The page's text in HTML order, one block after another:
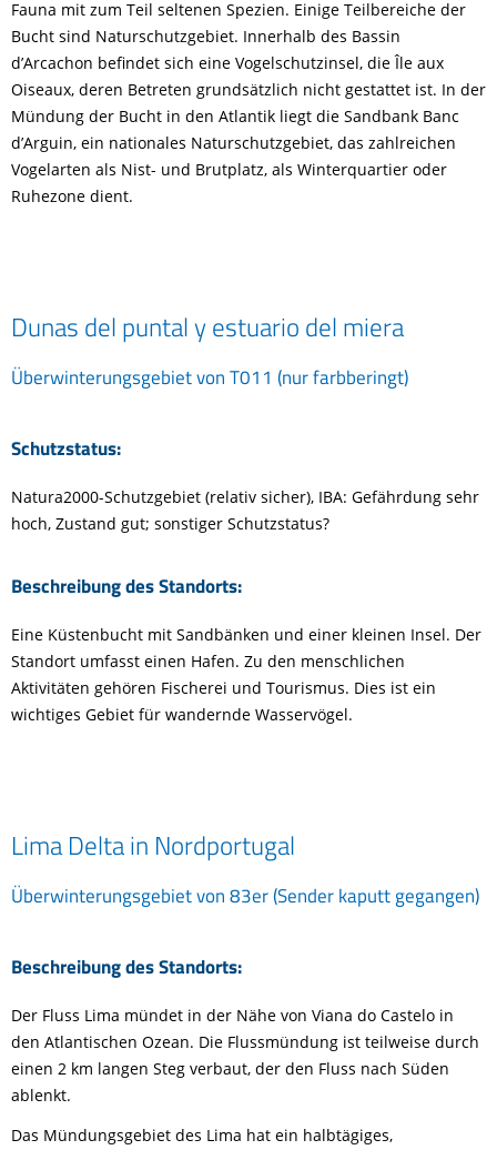
Fauna mit zum Teil seltenen Spezien. Einige Teilbereiche der
Bucht sind Naturschutzgebiet. Innerhalb des Bassin
d’Arcachon befindet sich eine Vogelschutzinsel, die Île aux
Oiseaux, deren Betreten grundsätzlich nicht gestattet ist. In der
Mündung der Bucht in den Atlantik liegt die Sandbank Banc
d’Arguin, ein nationales Naturschutzgebiet, das zahlreichen
Vogelarten als Nist- und Brutplatz, als Winterquartier oder
Ruhezone dient.
Dunas del puntal y estuario del miera
Überwinterungsgebiet von T011 (nur farbberingt)
Schutzstatus:
Natura2000-Schutzgebiet (relativ sicher), IBA: Gefährdung sehr
hoch, Zustand gut; sonstiger Schutzstatus?
Beschreibung des Standorts:
Eine Küstenbucht mit Sandbänken und einer kleinen Insel. Der
Standort umfasst einen Hafen. Zu den menschlichen
Aktivitäten gehören Fischerei und Tourismus. Dies ist ein
wichtiges Gebiet für wandernde Wasservögel.
Lima Delta in Nordportugal
Überwinterungsgebiet von 83er (Sender kaputt gegangen)
Beschreibung des Standorts:
Der Fluss Lima mündet in der Nähe von Viana do Castelo in
den Atlantischen Ozean. Die Flussmündung ist teilweise durch
einen 2 km langen Steg verbaut, der den Fluss nach Süden
ablenkt.
Das Mündungsgebiet des Lima hat ein halbtägiges,